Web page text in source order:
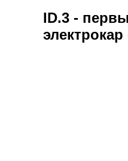
ID.3 -